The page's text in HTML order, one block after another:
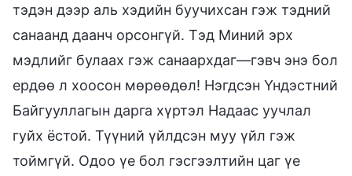
тэдэн дээр аль хэдийн буучихсан гэж тэдний
санаанд даанч орсонгүй. Тэд Миний эрх
мэдлийг булаах гэж санаархдаг—гэвч энэ бол
ердөө л хоосон мөрөөдөл! Нэгдсэн Үндэстний
Байгууллагын дарга хүртэл Надаас уучлал
гуйх ёстой. Түүний үйлдсэн муу үйл гэж
тоймгүй. Одоо үе бол гэсгээлтийн цаг үе